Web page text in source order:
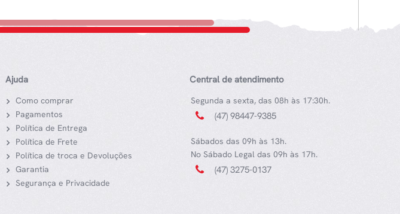
Ajuda
Como comprar
Pagamentos
Política de Entrega
Política de Frete
Política de troca e Devoluções
Garantia
Segurança e Privacidade
Central de atendimento
Segunda a sexta, das 08h às 17:30h.
(47) 98447-9385
Sábados das 09h às 13h.
No Sábado Legal das 09h às 17h.
(47) 3275-0137